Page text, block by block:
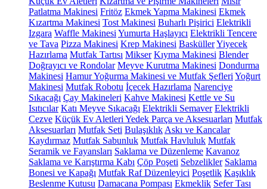
Patlatma Makinesi Fritöz Ekmek Yapma Makinesi Ekmek
Kızartma Makinesi Tost Makinesi Buharlı Pişirici Elektrikli
Izgara Waffle Makinesi Yumurta Haşlayıcı Elektrikli Tencere
ve Tava Pizza Makinesi Krep Makinesi BasküllerYiyecek
Hazırlama Mutfak Tartısı Mikser Kıyma Makinesi Blender
Doğrayıcı ve Rondolar Meyve Kurutma Makinesi Dondurma
Makinesi Hamur Yoğurma Makinesi ve Mutfak Şefleri Yoğurt
Makinesi Mutfak Robotu İçecek Hazırlama Narenciye
Sıkacağı Çay Makineleri Kahve Makinesi Kettle ve Su
Isıtıcılar Katı Meyve Sıkacağı Elektrikli Semaver Elektrikli
Cezve Küçük Ev Aletleri Yedek Parça ve Aksesuarları Mutfak
Aksesuarları Mutfak Seti Bulaşıklık Askı ve Kancalar
Kaydırmaz Mutfak Sabunluk Mutfak Havluluk Mutfak
Seramik ve Fayansları Saklama ve Düzenleme Kavanoz
Saklama ve Karıştırma Kabı Çöp Poşeti Sebzelikler Saklama
Bonesi ve Kapağı Mutfak Raf Düzenleyici Poşetlik Kaşıklık
Beslenme Kutusu Damacana Pompası Ekmeklik Sefer Tası